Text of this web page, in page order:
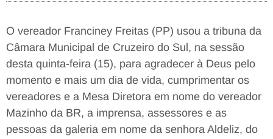
O vereador Franciney Freitas (PP) usou a tribuna da
Câmara Municipal de Cruzeiro do Sul, na sessão
desta quinta-feira (15), para agradecer à Deus pelo
momento e mais um dia de vida, cumprimentar os
vereadores e a Mesa Diretora em nome do vereador
Mazinho da BR, a imprensa, assessores e as
pessoas da galeria em nome da senhora Aldeliz, do